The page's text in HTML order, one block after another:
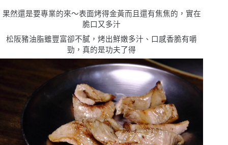
果然還是要專業的來〜表面烤得金黃而且還有焦焦的，實在
脆口又多汁
松阪豬油脂雖豐富卻不膩，烤出鮮嫩多汁 、 口感香脆有嚼
勁，真的是功夫了得